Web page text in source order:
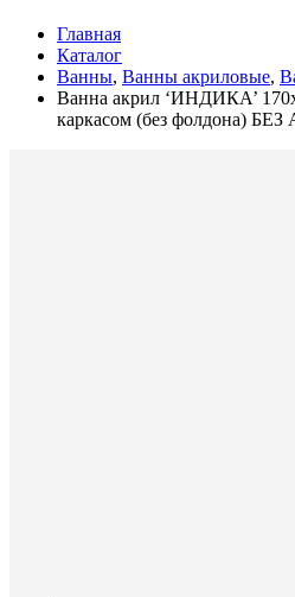
Главная
Каталог
Ванны, Ванны акриловые,
Ванна акрил ‘ИНДИКА’
каркасом (без фолдона)